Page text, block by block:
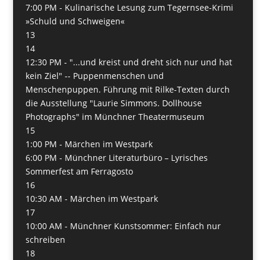
7:00 PM - Kulinarische Lesung zum Tegernsee-Krimi
»Schuld und Schweigen«
13
14
12:30 PM - "...und kreist und dreht sich nur und hat
kein Ziel" -- Puppenmenschen und
Menschenpuppen. Führung mit Rilke-Texten durch
die Ausstellung "Laurie Simmons. Dollhouse
Photographs" im Münchner Theatermuseum
15
1:00 PM - Märchen im Westpark
6:00 PM - Münchner Literaturbüro – Lyrisches
Sommerfest am Ferragosto
16
10:30 AM - Märchen im Westpark
17
10:00 AM - Münchner Kunstsommer: Einfach nur
schreiben
18